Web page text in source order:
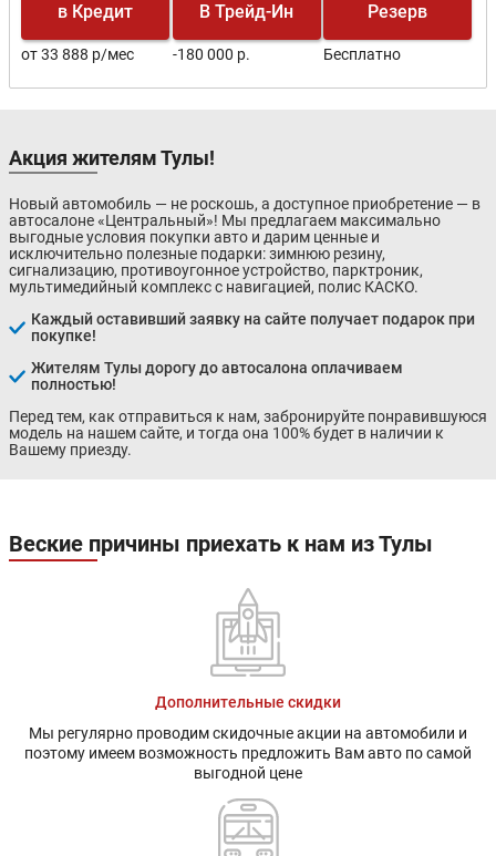
в Кредит
от 33 888 р/мес
В Трейд-Ин
-180 000 р.
Резерв
Бесплатно
Акция жителям Тулы!
Новый автомобиль — не роскошь, а доступное приобретение — в
автосалоне «Центральный»! Мы предлагаем максимально
выгодные условия покупки авто и дарим ценные и
исключительно полезные подарки: зимнюю резину,
сигнализацию, противоугонное устройство, парктроник,
мультимедийный комплекс с навигацией, полис КАСКО.
Каждый оставивший заявку на сайте получает подарок при
покупке!
Жителям Тулы дорогу до автосалона оплачиваем
полностью!
Перед тем, как отправиться к нам, забронируйте понравившуюся
модель на нашем сайте, и тогда она 100% будет в наличии к
Вашему приезду.
Веские причины приехать к нам из Тулы
Дополнительные скидки
Мы регулярно проводим скидочные акции на автомобили и
поэтому имеем возможность предложить Вам авто по самой
выгодной цене